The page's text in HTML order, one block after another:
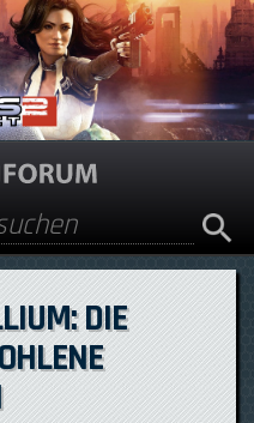
DIE